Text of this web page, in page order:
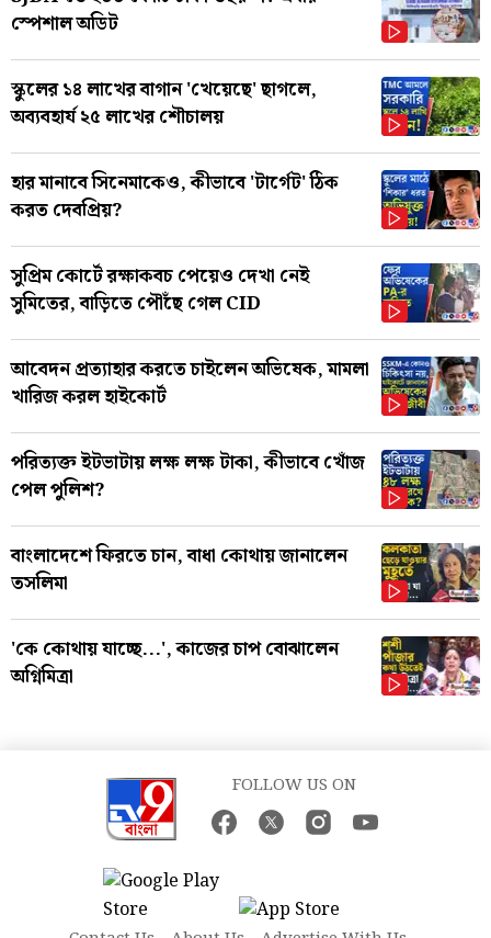
স্পেশাল অডিট
স্কুলের ১৪ লাখের বাগান 'খেয়েছে' ছাগলে,
অব্যবহার্য ২৫ লাখের শৌচালয়
হার মানাবে সিনেমাকেও, কীভাবে 'টার্গেট' ঠিক
করত দেবপ্রিয়?
সুপ্রিম কোর্টে রক্ষাকবচ পেয়েও দেখা নেই
সুমিতের, বাড়িতে পৌঁছে গেল CID
আবেদন প্রত্যাহার করতে চাইলেন অভিষেক, মামলা
খারিজ করল হাইকোর্ট
পরিত্যক্ত ইটভাটায় লক্ষ লক্ষ টাকা, কীভাবে খোঁজ
পেল পুলিশ?
বাংলাদেশে ফিরতে চান, বাধা কোথায় জানালেন
তসলিমা
'কে কোথায় যাচ্ছে...', কাজের চাপ বোঝালেন
অগ্নিমিত্রা
FOLLOW US ON